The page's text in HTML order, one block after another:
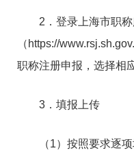
2．登录上海市职称
（https://
职称注册申报，选择相
3．填报上传
（1）按照要求逐项